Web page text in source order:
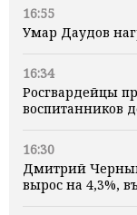
16:55
Умар Даудов
16:34
Росгвардейцы
воспитанников
16:30
Дмитрий
вырос на 4,3%,